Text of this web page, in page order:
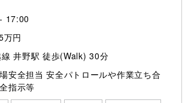
17:00
万円
井野駅 徒歩(Walk) 30分
安全担当 安全パトロールや作業立ち合
指示等